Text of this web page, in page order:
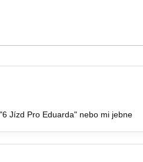
Jízd Pro Eduarda" nebo mi jebne